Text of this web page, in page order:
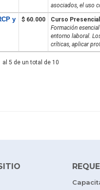
asociados, el uso
y
$ 60.000
Curso Presencial
Formación
entorno laboral.
críticas, aplicar
5 de un total de 10